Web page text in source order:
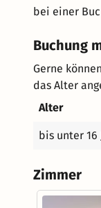
bei einer
Buchung
Gerne
das Alter
Alter
bis unter 16
Zimmer